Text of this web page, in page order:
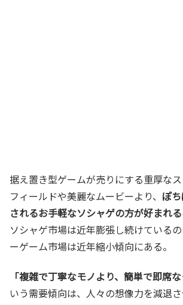
据え置き型ゲームが売りにする重厚な
フィールドや美麗なムービーより、 ぽ
されるお手軽なソシャゲの方が好まれる
ソシャゲ市場は近年膨張し続けている
ーゲーム市場は近年縮小傾向にある。
「複雑で丁寧なモノより、簡単で即席な
いう需要傾向は、人々の想像力を減退